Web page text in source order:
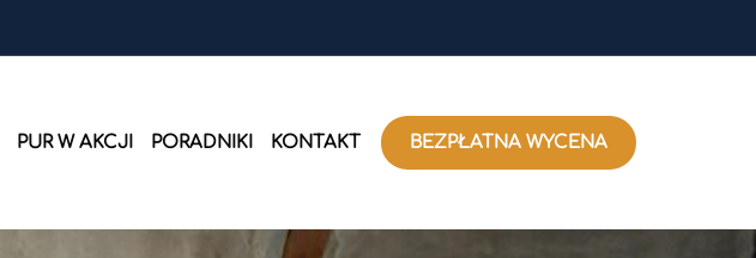
PUR W AKCJI PORADNIKI KONTAKT BEZPŁATNA WYCENA